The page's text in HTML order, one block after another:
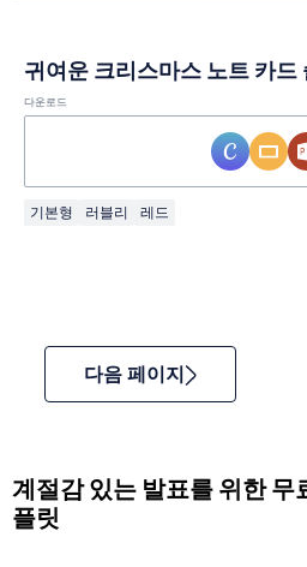
귀여운 크리스마스 노트 카드
다운로드
기본형 러블리 레드
다음 페이지
계절감 있는 발표를 위한 무
플릿